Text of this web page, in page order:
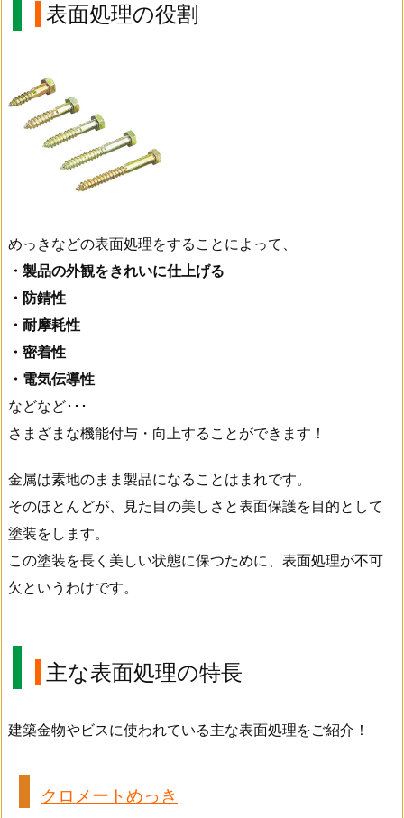
表面処理の役割
めっきなどの表面処理をすることによって、
・製品の外観をきれいに仕上げる
・防錆性
・耐摩耗性
・密着性
・電気伝導性
などなど･･･
さまざまな機能付与・向上することができます！
金属は素地のまま製品になることはまれです。
そのほとんどが、見た目の美しさと表面保護を目的として
塗装をします。
この塗装を長く美しい状態に保つために、表面処理が不可
欠というわけです。
主な表面処理の特長
建築金物やビスに使われている主な表面処理をご紹介！
クロメートめっき